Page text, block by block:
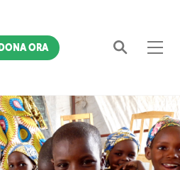
Cerca
ORA